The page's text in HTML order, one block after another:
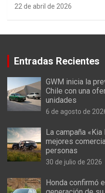
22 de abril de 2026
Entradas Recientes
GWM inicia la
Chile con una
unidades
6 de agosto de
La campaña
mejores
personas
30 de julio de 2026
Honda confirmó